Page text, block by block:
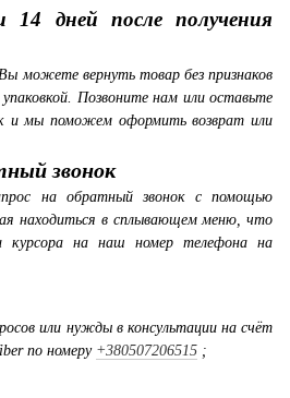
дней после получения
можете вернуть товар без признаков
упаковкой. Позвоните нам или оставьте
и мы поможем оформить возврат или
звонок
на обратный звонок с помощью
находиться в сплывающем меню, что
курсора на наш номер телефона на
или нужды в консультации на счёт
по номеру +380507206515 ;